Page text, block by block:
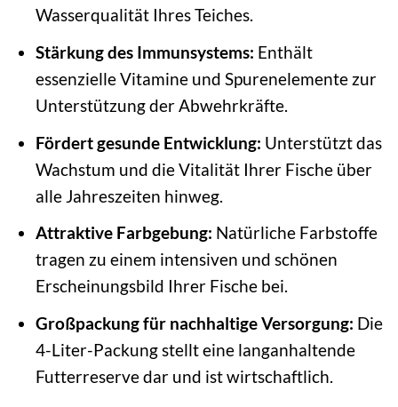
Wasserqualität Ihres Teiches.
Stärkung des Immunsystems: Enthält
essenzielle Vitamine und Spurenelemente zur
Unterstützung der Abwehrkräfte.
Fördert gesunde Entwicklung: Unterstützt das
Wachstum und die Vitalität Ihrer Fische über
alle Jahreszeiten hinweg.
Attraktive Farbgebung: Natürliche Farbstoffe
tragen zu einem intensiven und schönen
Erscheinungsbild Ihrer Fische bei.
Großpackung für nachhaltige Versorgung: Die
4-Liter-Packung stellt eine langanhaltende
Futterreserve dar und ist wirtschaftlich.